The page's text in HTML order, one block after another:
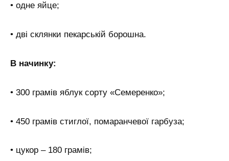
• одне яйце;
• дві склянки пекарській борошна.
В начинку:
• 300 грамів яблук сорту «Семеренко»;
• 450 грамів стиглої, помаранчевої гарбуза;
• цукор – 180 грамів;